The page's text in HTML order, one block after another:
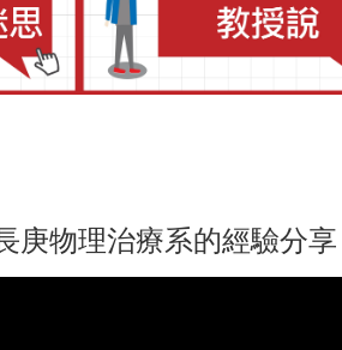
庚物理治療系的經驗分享